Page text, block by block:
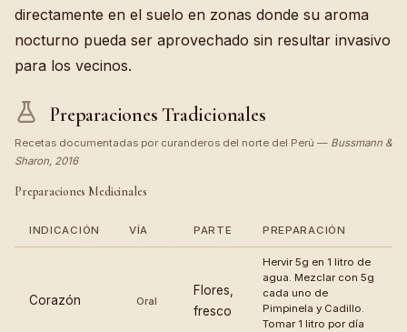
directamente en el suelo en zonas donde su aroma
nocturno pueda ser aprovechado sin resultar invasivo
para los vecinos.
Preparaciones Tradicionales
Recetas documentadas por curanderos del norte del Perú — Bussmann &
Sharon, 2016
Preparaciones Medicinales
INDICACIÓN VÍA PARTE PREPARACIÓN
Corazón Oral
Flores,
fresco
Hervir 5g en 1 litro de
agua. Mezclar con 5g
cada uno de
Pimpinela y Cadillo.
Tomar 1 litro por día